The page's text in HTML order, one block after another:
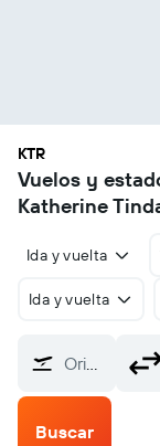
KTR
Vuelos y
Katherine
Ida y vuelta
Ida y vuelta
Origen
Buscar